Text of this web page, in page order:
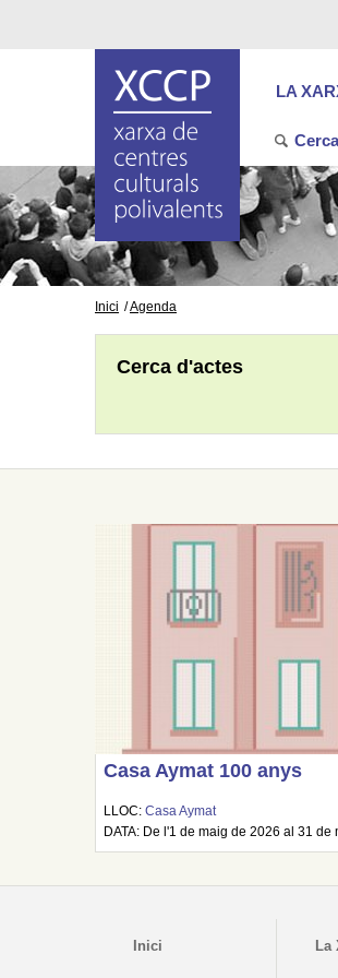
LA
Cerca
Inici Agenda
Cerca d'actes
Casa Aymat 100 anys
LLOC:Casa Aymat
DATA: De l'1 de maig de 2026 al 31 de
Inici La